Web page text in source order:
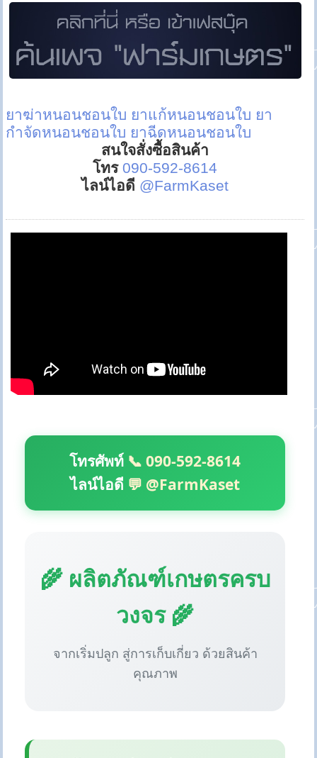
ยาฆ่าหนอนชอนใบ ยาแก้หนอนชอนใบ ยา
กำจัดหนอนชอนใบ ยาฉีดหนอนชอนใบ
สนใจสั่งซื้อสินค้า
โทร 090-592-8614
ไลน์ไอดี @FarmKaset
โทรศัพท์ 📞 090-592-8614
ไลน์ไอดี 💬 @FarmKaset
🌾 ผลิตภัณฑ์เกษตรครบ
วงจร 🌾
จากเริ่มปลูก สู่การเก็บเกี่ยว ด้วยสินค้า
คุณภาพ